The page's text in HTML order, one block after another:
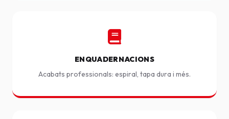
ENQUADERNACIONS
Acabats professionals: espiral, tapa dura i més.